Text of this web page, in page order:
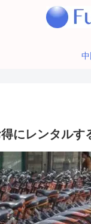
にレンタルす